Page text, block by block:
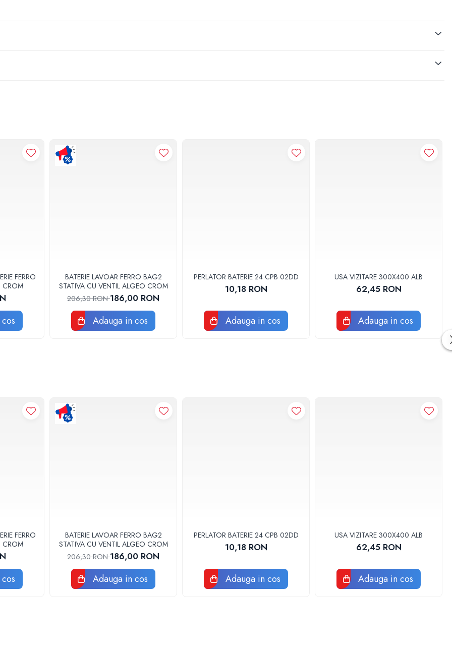
FERRO
CROM
BATERIE LAVOAR FERRO BAG2
STATIVA CU VENTIL ALGEO CROM
206,30 RON186,00 RON
Adauga in cos
PERLATOR BATERIE 24 CPB 02DD
10,18 RON
Adauga in cos
USA VIZITARE 300X400 ALB
62,45 RON
Adauga in cos
FERRO
CROM
BATERIE LAVOAR FERRO BAG2
STATIVA CU VENTIL ALGEO CROM
206,30 RON186,00 RON
Adauga in cos
PERLATOR BATERIE 24 CPB 02DD
10,18 RON
Adauga in cos
USA VIZITARE 300X400 ALB
62,45 RON
Adauga in cos